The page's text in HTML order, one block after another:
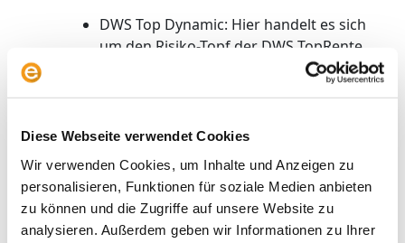
Diese Webseite verwendet Cookies
Wir verwenden Cookies, um Inhalte und Anzeigen zu
personalisieren, Funktionen für soziale Medien anbieten
zu können und die Zugriffe auf unsere Website zu
analysieren. Außerdem geben wir Informationen zu Ihrer
DWS Top Dynamic: Hier handelt es sich
um den Risiko-Topf der DWS TopRente.
Es handelt sich um einen global
Prozent.
DWS Top Balance: Dieser flexibel
anlegende Mischfonds weist einen
Ausgabeaufschlag in Höhe von 3,5
Prozent aus.